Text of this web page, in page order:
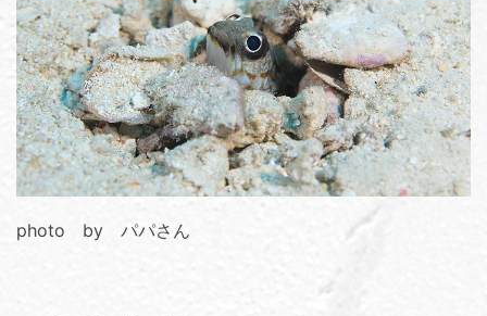
photo by パパさん